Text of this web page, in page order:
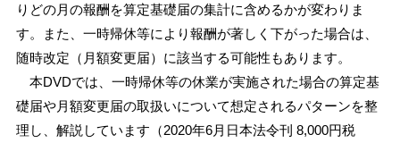
りどの月の報酬を算定基礎届の集計に含めるかが変わりま
す。また、一時帰休等により報酬が著しく下がった場合は、
随時改定（月額変更届）に該当する可能性もあります。
本DVDでは、一時帰休等の休業が実施された場合の算定基
礎届や月額変更届の取扱いについて想定されるパターンを整
理し、解説しています（2020年6月日本法令刊 8,000円税